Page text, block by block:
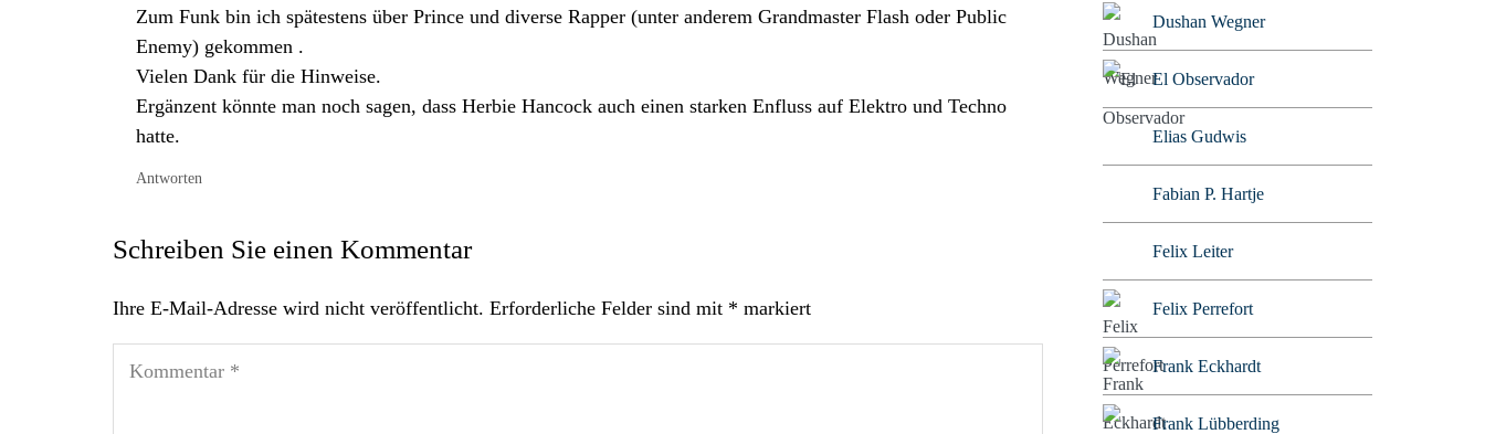
Zum Funk bin ich spätestens über Prince und diverse Rapper (unter anderem Grandmaster Flash oder Public
Enemy) gekommen .
Vielen Dank für die Hinweise.
Ergänzent könnte man noch sagen, dass Herbie Hancock auch einen starken Enfluss auf Elektro und Techno
hatte.
Antworten
Schreiben Sie einen Kommentar
Ihre E-Mail-Adresse wird nicht veröffentlicht. Erforderliche Felder sind mit * markiert
Dushan Wegner
El Observador
Elias Gudwis
Fabian P. Hartje
Felix Leiter
Felix Perrefort
Frank Eckhardt
Frank Lübberding